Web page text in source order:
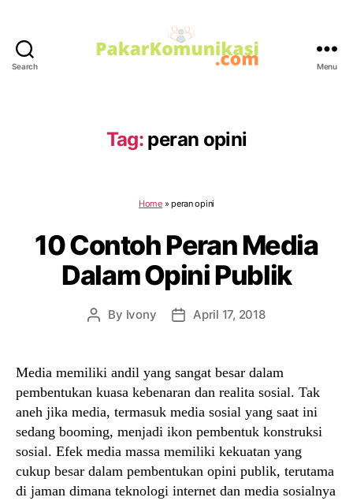
Search Menu
Tag: peran opini
Home»peran opini
10 Contoh Peran Media
Dalam Opini Publik
Post
By Ivony
PostApril 17, 2018
Media memiliki andil yang sangat besar dalam
pembentukan kuasa kebenaran dan realita sosial. Tak
aneh jika media, termasuk media sosial yang saat ini
sedang booming, menjadi ikon pembentuk konstruksi
sosial. Efek media massa memiliki kekuatan yang
cukup besar dalam pembentukan opini publik, terutama
di jaman dimana teknologi internet dan media sosialnya